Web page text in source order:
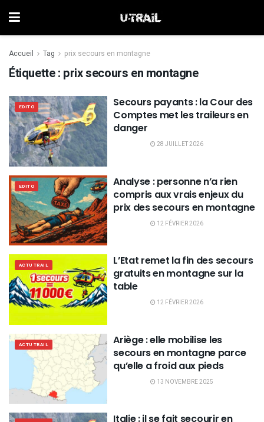
Accueil Tag prix secours en montagne
Étiquette : prix secours en montagne
EDITO
Secours payants : la Cour des
Comptes met les traileurs en
danger
28 JUILLET 2026
EDITO
Analyse : personne n’a rien
compris aux vrais enjeux du
prix des secours en montagne
12 FÉVRIER 2026
ACTU TRAIL
L’Etat remet la fin des secours
gratuits en montagne sur la
table
12 FÉVRIER 2026
ACTU TRAIL
Ariège : elle mobilise les
secours en montagne parce
qu’elle a froid aux pieds
13 NOVEMBRE 2025
Italie : il se fait secourir en